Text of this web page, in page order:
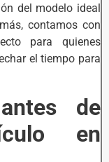
del modelo ideal
contamos con
para quienes
el tiempo para
de
en